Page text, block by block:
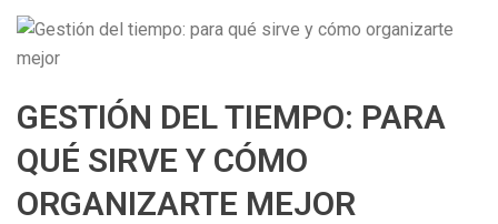
GESTIÓN DEL TIEMPO: PARA
QUÉ SIRVE Y CÓMO
ORGANIZARTE MEJOR